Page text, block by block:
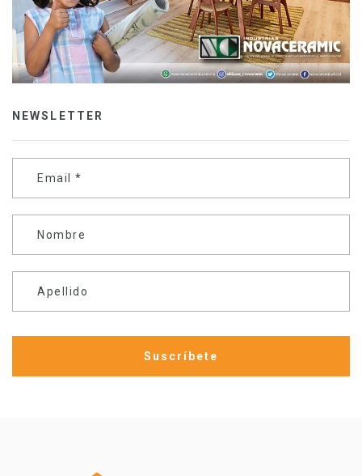
NEWSLETTER
Email *
Nombre
Apellido